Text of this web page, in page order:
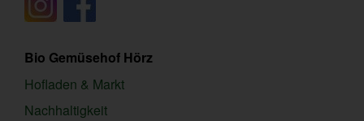
Bio Gemüsehof Hörz
Hofladen & Markt
Nachhaltigkeit